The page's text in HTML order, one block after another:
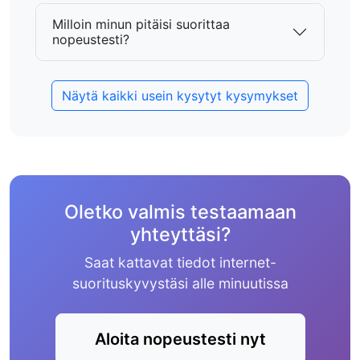
Milloin minun pitäisi suorittaa
nopeustesti?
Näytä kaikki usein kysytyt kysymykset
Oletko valmis testaamaan
yhteyttäsi?
Saat kattavat tiedot internet-
suorituskyvystäsi alle minuutissa
Aloita nopeustesti nyt